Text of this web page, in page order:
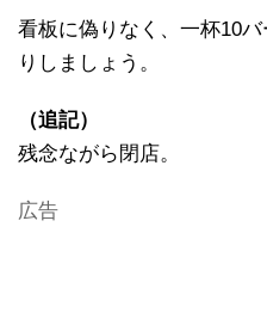
看板に偽りなく、一杯10
りしましょう。
（追記）
残念ながら閉店。
広告